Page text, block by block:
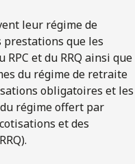
leur régime de
que les
et du RRQ ainsi que
du régime de retraite
obligatoires et les
régime offert par
et des